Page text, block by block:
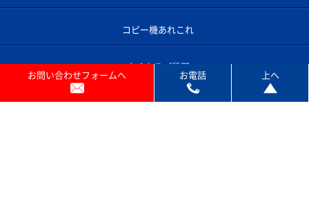
コピー機あれこれ
よくあるご質問
コピー機のサポート対応エリア
お問い合わせフォームへ お電話 上へ